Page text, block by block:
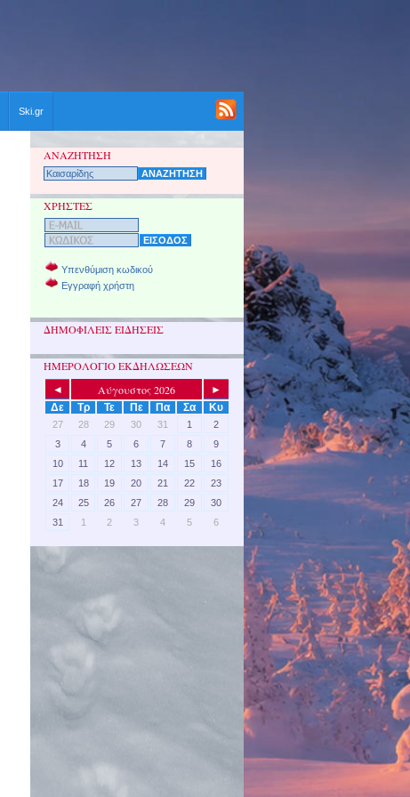
Ski.gr
ΑΝΑΖΗΤΗΣΗ
ΧΡΗΣΤΕΣ
Υπενθύμιση κωδικού
Εγγραφή χρήστη
ΔΗΜΟΦΙΛΕΙΣ ΕΙΔΗΣΕΙΣ
ΗΜΕΡΟΛΟΓΙΟ ΕΚΔΗΛΩΣΕΩΝ
◄ Αύγουστος 2026
►
Δε
Τρ Τε Πε Πα Σα Κυ
27 28 29 30 31 1
2
3
4 5 6 7 8
9
10
11 12 13 14 15
16
17
18 19 20 21 22
23
24
25 26 27 28 29
30
31
1 2 3 4 5 6